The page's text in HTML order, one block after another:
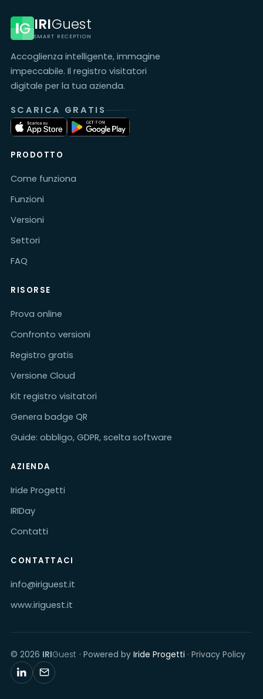
IRIGuest
SMART RECEPTION
Accoglienza intelligente, immagine
impeccabile. Il registro visitatori
digitale per la tua azienda.
SCARICA GRATIS
PRODOTTO
Come funziona
Funzioni
Versioni
Settori
FAQ
RISORSE
Prova online
Confronto versioni
Registro gratis
Versione Cloud
Kit registro visitatori
Genera badge QR
Guide: obbligo, GDPR, scelta software
AZIENDA
Iride Progetti
IRIDay
Contatti
CONTATTACI
info@iriguest.it
www.iriguest.it
© 2026 IRIGuest · Powered by Iride Progetti · Privacy Policy